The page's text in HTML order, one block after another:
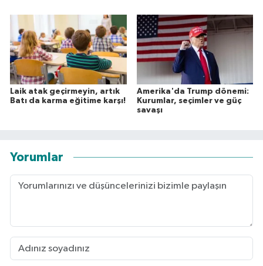
Laik atak geçirmeyin, artık
Batı da karma eğitime karşı!
Amerika'da Trump dönemi:
Kurumlar, seçimler ve güç
savaşı
Yorumlar